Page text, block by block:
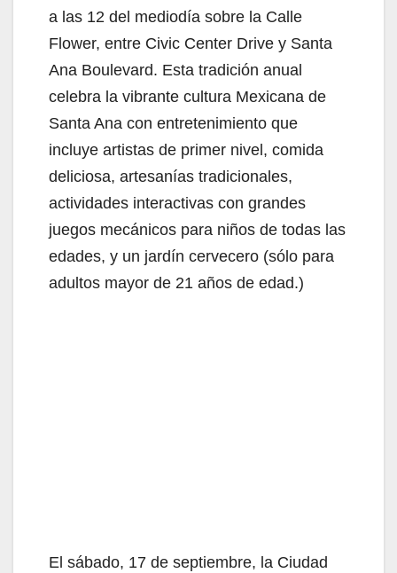
a las 12 del mediodía sobre la Calle
Flower, entre Civic Center Drive y Santa
Ana Boulevard. Esta tradición anual
celebra la vibrante cultura Mexicana de
Santa Ana con entretenimiento que
incluye artistas de primer nivel, comida
deliciosa, artesanías tradicionales,
actividades interactivas con grandes
juegos mecánicos para niños de todas las
edades, y un jardín cervecero (sólo para
adultos mayor de 21 años de edad.)
El sábado, 17 de septiembre, la Ciudad